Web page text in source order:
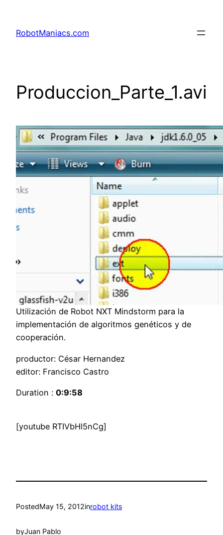
RobotManiacs.com
Produccion_Parte_1.avi
Utilización de Robot NXT Mindstorm para la
implementación de algoritmos genéticos y de
cooperación.
productor: César Hernandez
editor: Francisco Castro
Duration : 0:9:58
[youtube RTIVbHl5nCg]
PostedMay 15, 2012inrobot kits
byJuan Pablo